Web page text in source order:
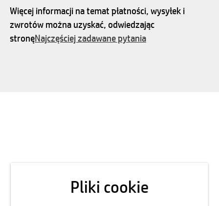
Więcej informacji na temat płatności, wysyłek i
zwrotów można uzyskać, odwiedzając
stronęNajczęściej zadawane pytania
Pliki cookie